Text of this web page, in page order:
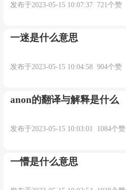
发布于2023-05-15 10:07:37 721个赞
一迷是什么意思
发布于2023-05-15 10:04:58 904个赞
anon的翻译与解释是什么
发布于2023-05-15 10:03:01 1084个赞
一懵是什么意思